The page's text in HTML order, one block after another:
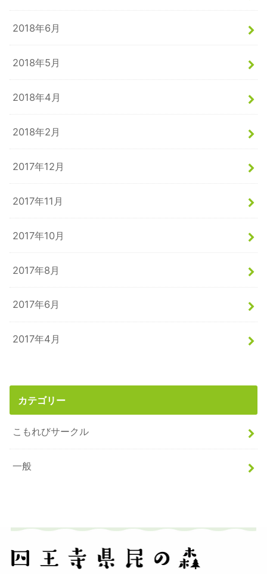
2018年6月
2018年5月
2018年4月
2018年2月
2017年12月
2017年11月
2017年10月
2017年8月
2017年6月
2017年4月
カテゴリー
こもれびサークル
一般